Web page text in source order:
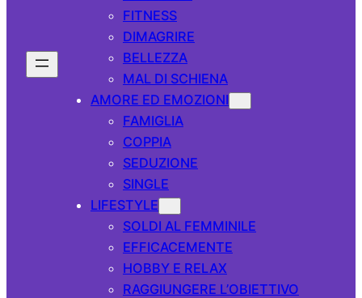
FITNESS
DIMAGRIRE
BELLEZZA
MAL DI SCHIENA
AMORE ED EMOZIONI
FAMIGLIA
COPPIA
SEDUZIONE
SINGLE
LIFESTYLE
SOLDI AL FEMMINILE
EFFICACEMENTE
HOBBY E RELAX
RAGGIUNGERE L’OBIETTIVO